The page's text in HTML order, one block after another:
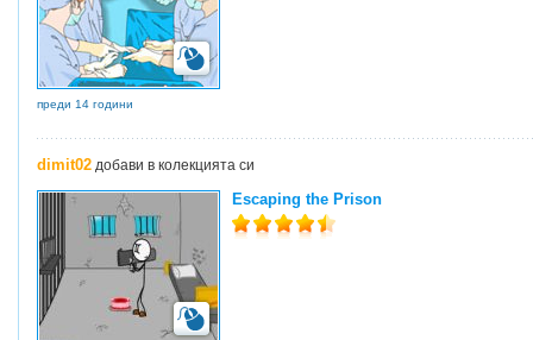
преди 14 години
dimit02 добави в колекцията си
Escaping the Prison